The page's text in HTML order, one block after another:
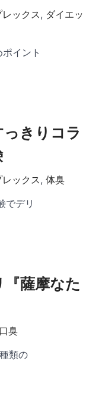
レックス, ダイエッ
イント
きりコラ
レックス, 体臭
でデリ
薩摩なた
口臭
類の